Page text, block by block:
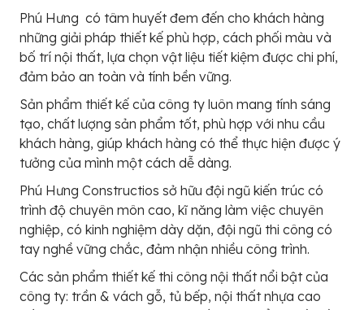
Phú Hưng có tâm huyết đem đến cho khách hàng
những giải pháp thiết kế phù hợp, cách phối màu và
bố trí nội thất, lựa chọn vật liệu tiết kiệm được chi phí,
đảm bảo an toàn và tính bền vững.
Sản phẩm thiết kế của công ty luôn mang tính sáng
tạo, chất lượng sản phẩm tốt, phù hợp với nhu cầu
khách hàng, giúp khách hàng có thể thực hiện được ý
tưởng của mình một cách dễ dàng.
Phú Hưng Constructios sở hữu đội ngũ kiến trúc có
trình độ chuyên môn cao, kĩ năng làm việc chuyên
nghiệp, có kinh nghiệm dày dặn, đội ngũ thi công có
tay nghề vững chắc, đảm nhận nhiều công trình.
Các sản phẩm thiết kế thi công nội thất nổi bật của
công ty: trần & vách gỗ, tủ bếp, nội thất nhựa cao